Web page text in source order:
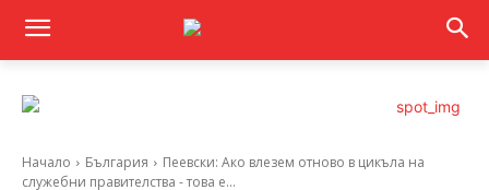
Начало България
Пеевски: Ако влезем отново в цикъла на
служебни правителства - това е...